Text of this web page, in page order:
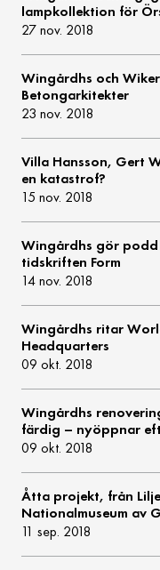
lampkollektion för
27 nov. 2018
Wingårdhs och
Betongarkitekter
23 nov. 2018
Villa Hansson, Gert
en katastrof?
15 nov. 2018
Wingårdhs gör podd
tidskriften Form
14 nov. 2018
Wingårdhs ritar
Headquarters
09 okt. 2018
Wingårdhs
färdig – nyöppnar
09 okt. 2018
Åtta projekt, från
Nationalmuseum av
11 sep. 2018